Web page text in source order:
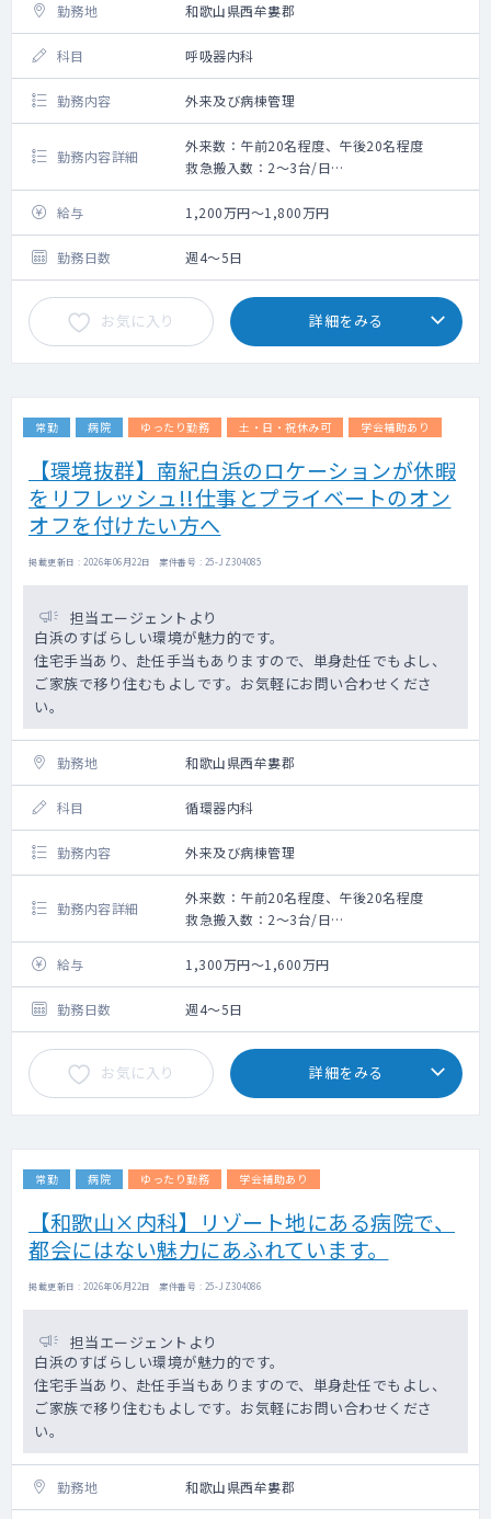
勤務地 和歌山県西牟婁郡
科目 呼吸器内科
勤務内容 外来及び病棟管理
勤務内容詳細
外来数：午前20名程度、午後20名程度
救急搬入数：2～3台/日
・内科外来：週3～4コマ（専門外来も可能で
す）
・病棟管理：20床程
給与 1,200万円～1,800万円
勤務日数 週4～5日
お気に入り 詳細をみる
常勤 病院 ゆったり勤務 土・日・祝休み可 学会補助あり
【環境抜群】南紀白浜のロケーションが休暇
をリフレッシュ!!仕事とプライベートのオン
オフを付けたい方へ
掲載更新日 : 2026年06月22日 案件番号 : 25-JZ304085
担当エージェントより
白浜のすばらしい環境が魅力的です。
住宅手当あり、赴任手当もありますので、単身赴任でもよし、
ご家族で移り住むもよしです。お気軽にお問い合わせくださ
い。
勤務地 和歌山県西牟婁郡
科目 循環器内科
勤務内容 外来及び病棟管理
勤務内容詳細
外来数：午前20名程度、午後20名程度
救急搬入数：2～3台/日
・内科外来：週3～4コマ（専門外来も可能で
す）
・病棟管理：20床程
給与 1,300万円～1,600万円
勤務日数 週4～5日
お気に入り 詳細をみる
常勤 病院 ゆったり勤務 学会補助あり
【和歌山×内科】リゾート地にある病院で、
都会にはない魅力にあふれています。
掲載更新日 : 2026年06月22日 案件番号 : 25-JZ304086
担当エージェントより
白浜のすばらしい環境が魅力的です。
住宅手当あり、赴任手当もありますので、単身赴任でもよし、
ご家族で移り住むもよしです。お気軽にお問い合わせくださ
い。
勤務地 和歌山県西牟婁郡